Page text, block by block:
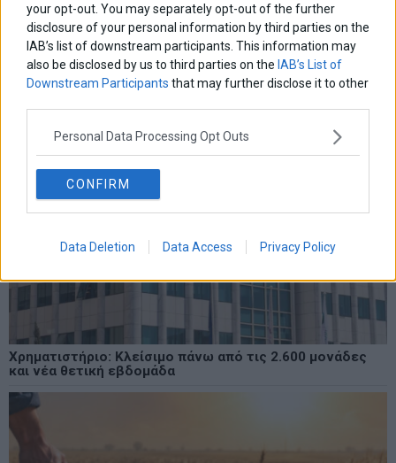
your opt-out. You may separately opt-out of the further
disclosure of your personal information by third parties on the
IAB’s list of downstream participants. This information may
also be disclosed by us to third parties on the IAB’s List of
Downstream Participants that may further disclose it to other
Personal Data Processing Opt Outs
CONFIRM
Data Deletion Data Access Privacy Policy
LATEST FROM BLOG
Χρηματιστήριο: Κλείσιμο πάνω από τις 2.600 μονάδες
και νέα θετική εβδομάδα